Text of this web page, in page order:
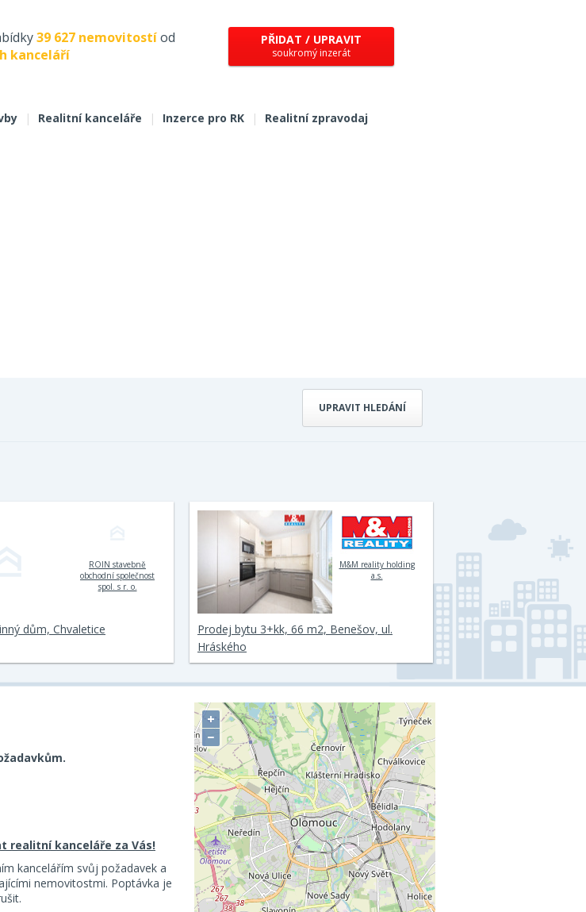
39 627 nemovitostíod
kanceláří
PŘIDAT / UPRAVIT
soukromý inzerát
| Realitní kanceláře | Inzerce pro RK | Realitní zpravodaj
UPRAVIT HLEDÁNÍ
ROIN stavebně
obchodní společnost
spol. s r. o.
dům, Chvaletice
M&M reality holding
a.s.
Prodej bytu 3+kk, 66 m2, Benešov, ul.
Hráského
realitní kanceláře za Vás!
kancelářím svůj požadavek a
nemovitostmi. Poptávka je
+
−